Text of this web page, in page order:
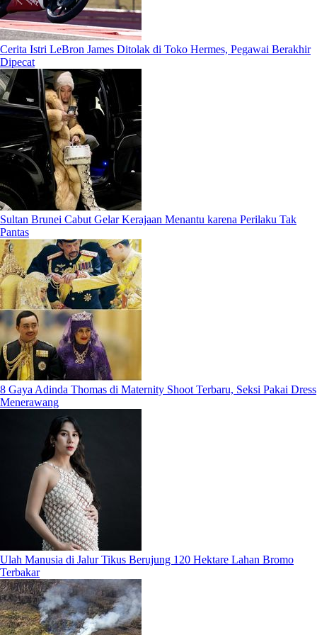
Cerita Istri LeBron James Ditolak di Toko Hermes, Pegawai Berakhir
Dipecat
Sultan Brunei Cabut Gelar Kerajaan Menantu karena Perilaku Tak
Pantas
8 Gaya Adinda Thomas di Maternity Shoot Terbaru, Seksi Pakai Dress
Menerawang
Ulah Manusia di Jalur Tikus Berujung 120 Hektare Lahan Bromo
Terbakar